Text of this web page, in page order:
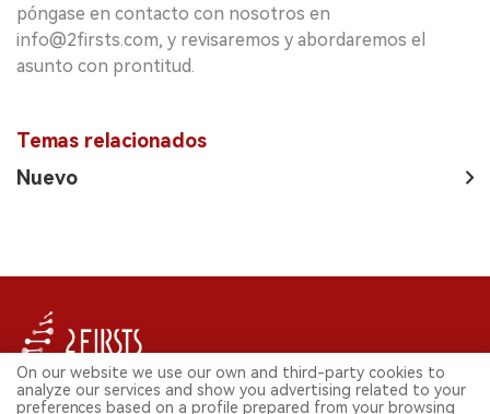
póngase en contacto con nosotros en
info@2firsts.com, y revisaremos y abordaremos el
asunto con prontitud.
Temas relacionados
Nuevo
SÍGUENOS EN REDES SOCIALES
On our website we use our own and third-party cookies to
analyze our services and show you advertising related to your
preferences based on a profile prepared from your browsing